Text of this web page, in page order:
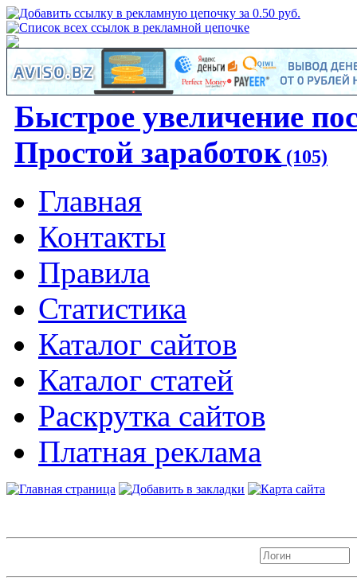
Быстрое увеличение
Простой заработок(105)
Главная
Контакты
Правила
Статистика
Каталог сайтов
Каталог статей
Раскрутка сайтов
Платная реклама